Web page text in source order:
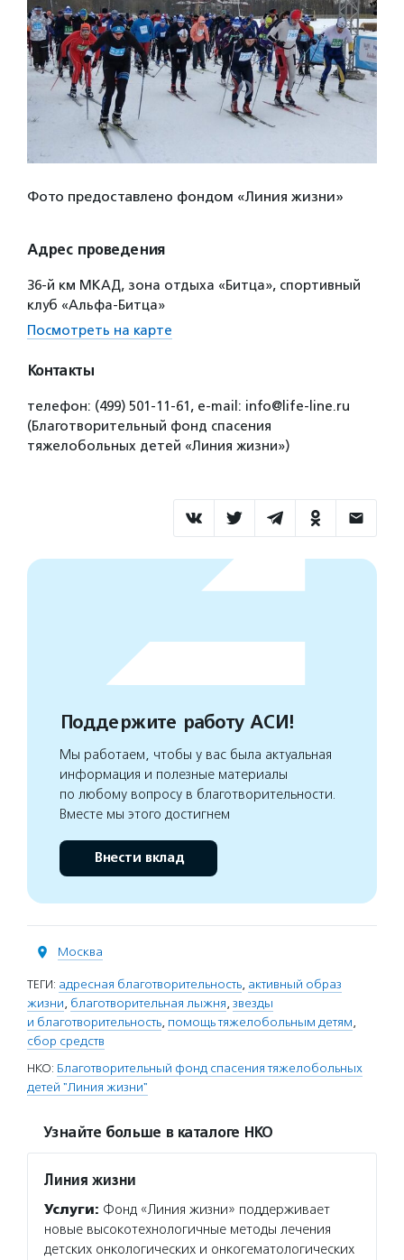
Фото предоставлено фондом «Линия жизни»
Адрес проведения
36-й км МКАД, зона отдыха «Битца», спортивный
клуб «Альфа-Битца»
Посмотреть на карте
Контакты
телефон: (499) 501-11-61, e-mail: info@life-line.ru
(Благотворительный фонд спасения
тяжелобольных детей «Линия жизни»)
Поддержите работу АСИ!
Мы работаем, чтобы у вас была актуальная
информация и полезные материалы
по любому вопросу в благотворительности.
Вместе мы этого достигнем
Внести вклад
Москва
ТЕГИ: адресная благотворительность, активный образ
жизни, благотворительная лыжня, звезды
и благотворительность, помощь тяжелобольным детям,
сбор средств
НКО: Благотворительный фонд спасения тяжелобольных
детей "Линия жизни"
Узнайте больше в каталоге НКО
Линия жизни
Услуги: Фонд «Линия жизни» поддерживает
новые высокотехнологичные методы лечения
детских онкологических и онкогематологических